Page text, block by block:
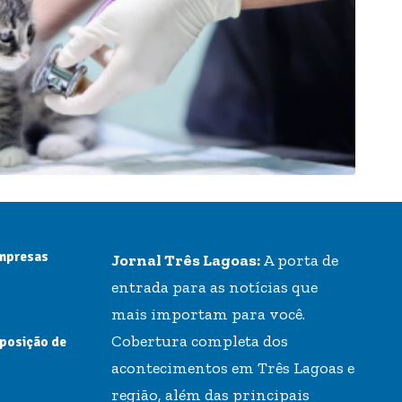
de
Jornal Três Lagoas:A porta de
entrada para as notícias que
mais importam para você.
Cobertura completa dos
acontecimentos em Três Lagoas e
região, além das principais